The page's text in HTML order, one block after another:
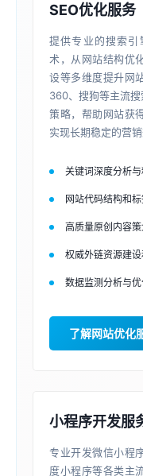
SEO优化服务
提供专业的搜索引
术，从网站结构优
设等多维度提升网
360、搜狗等主流
策略，帮助网站获
实现长期稳定的营销
关键词深度分析
网站代码结构和
高质量原创内容
权威外链资源建
数据监测分析与
了解网站优化
小程序开发服
专业开发微信小程
度小程序等各类主